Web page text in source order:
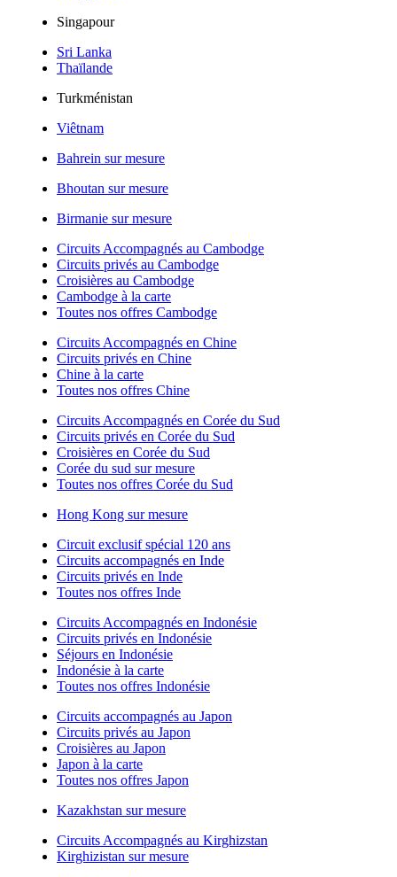
Singapour
Sri Lanka
Thaïlande
Turkménistan
Viêtnam
Bahrein sur mesure
Bhoutan sur mesure
Birmanie sur mesure
Circuits Accompagnés au Cambodge
Circuits privés au Cambodge
Croisières au Cambodge
Cambodge à la carte
Toutes nos offres Cambodge
Circuits Accompagnés en Chine
Circuits privés en Chine
Chine à la carte
Toutes nos offres Chine
Circuits Accompagnés en Corée du Sud
Circuits privés en Corée du Sud
Croisières en Corée du Sud
Corée du sud sur mesure
Toutes nos offres Corée du Sud
Hong Kong sur mesure
Circuit exclusif spécial 120 ans
Circuits accompagnés en Inde
Circuits privés en Inde
Toutes nos offres Inde
Circuits Accompagnés en Indonésie
Circuits privés en Indonésie
Séjours en Indonésie
Indonésie à la carte
Toutes nos offres Indonésie
Circuits accompagnés au Japon
Circuits privés au Japon
Croisières au Japon
Japon à la carte
Toutes nos offres Japon
Kazakhstan sur mesure
Circuits Accompagnés au Kirghizstan
Kirghizistan sur mesure